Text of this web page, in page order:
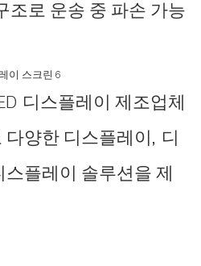
조로 운송 중 파손 가능
디스플레이 제조업체
양한 디스플레이, 디
플레이 솔루션을 제